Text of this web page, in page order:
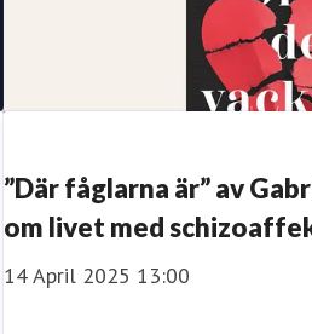
”Där fåglarna är” av
om livet med
14 April 2025 13:00